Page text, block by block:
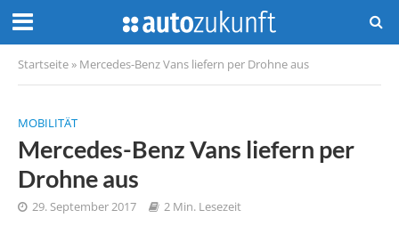
Startseite » Mercedes-Benz Vans liefern per Drohne aus
MOBILITÄT
Mercedes-Benz Vans liefern per
Drohne aus
29. September 2017 2 Min. Lesezeit